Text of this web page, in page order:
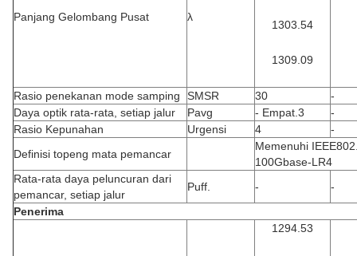
Panjang Gelombang Pusat λ
1303.54
1309.09
Rasio penekanan mode samping SMSR 30
-
Daya optik rata-rata, setiap jalur
Pavg - Empat.3
-
Rasio Kepunahan
Urgensi 4
-
Definisi topeng mata pemancar
Memenuhi
100Gbase-LR4
Rata-rata daya peluncuran dari
pemancar, setiap jalur
Puff. -
-
Penerima
1294.53